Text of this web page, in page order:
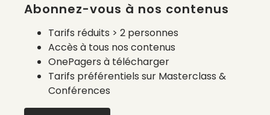
Abonnez-vous à nos contenus
Tarifs réduits > 2 personnes
Accès à tous nos contenus
OnePagers à télécharger
Tarifs préférentiels sur Masterclass &
Conférences